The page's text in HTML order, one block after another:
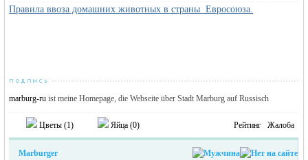
Правила ввоза домашних животных в страны Евросоюза.
marburg-ru ist meine Homepage, die Webseite über Stadt Marburg auf Russisch
Цветы (1) Яйца (0) Рейтинг Жалоба
Marburger